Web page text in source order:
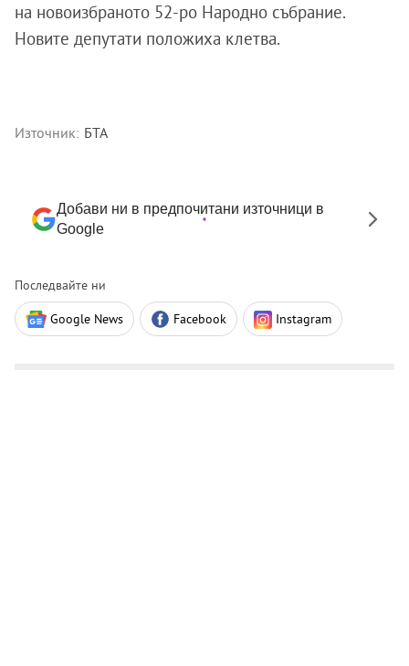
на новоизбраното 52-ро Народно събрание.
Новите депутати положиха клетва.
Източник: БТА
Добави ни в предпочитани източници в
Google
Последвайте ни
Google News Facebook Instagram